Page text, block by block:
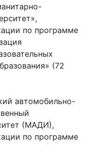
по программе
(72
автомобильно-
(МАДИ),
по программе